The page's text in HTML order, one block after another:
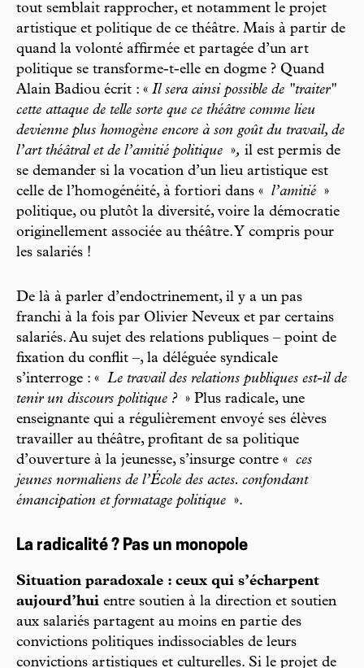
tout semblait rapprocher, et notamment le projet
artistique et politique de ce théâtre. Mais à partir de
quand la volonté affirmée et partagée d’un art
politique se transforme-t-elle en dogme ? Quand
Alain Badiou écrit : « Il sera ainsi possible de "traiter"
cette attaque de telle sorte que ce théâtre comme lieu
devienne plus homogène encore à son goût du travail, de
l’art théâtral et de l’amitié politique », il est permis de
se demander si la vocation d’un lieu artistique est
celle de l’homogénéité, à fortiori dans « l’amitié »
politique, ou plutôt la diversité, voire la démocratie
originellement associée au théâtre. Y compris pour
les salariés !
De là à parler d’endoctrinement, il y a un pas
franchi à la fois par Olivier Neveux et par certains
salariés. Au sujet des relations publiques – point de
fixation du conflit –, la déléguée syndicale
s’interroge : « Le travail des relations publiques est-il de
tenir un discours politique ? » Plus radicale, une
enseignante qui a régulièrement envoyé ses élèves
travailler au théâtre, profitant de sa politique
d’ouverture à la jeunesse, s’insurge contre « ces
jeunes normaliens de l’École des actes. confondant
émancipation et formatage politique ».
La radicalité ? Pas un monopole
Situation paradoxale : ceux qui s’écharpent
aujourd’hui entre soutien à la direction et soutien
aux salariés partagent au moins en partie des
convictions politiques indissociables de leurs
convictions artistiques et culturelles. Si le projet de